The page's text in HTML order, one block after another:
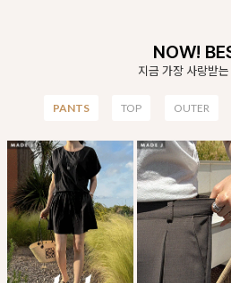
NOW!
지금 가장 사랑받는
PANTS TOP OUTER